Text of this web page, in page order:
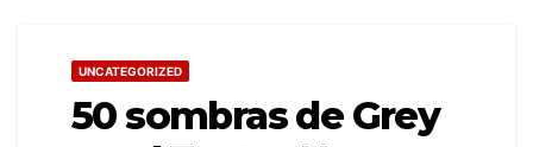
UNCATEGORIZED
50 sombras de Grey